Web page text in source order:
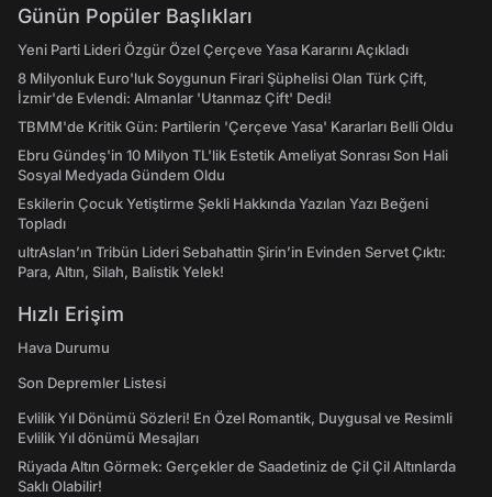
Günün Popüler Başlıkları
Yeni Parti Lideri Özgür Özel Çerçeve Yasa Kararını Açıkladı
8 Milyonluk Euro'luk Soygunun Firari Şüphelisi Olan Türk Çift,
İzmir'de Evlendi: Almanlar 'Utanmaz Çift' Dedi!
TBMM'de Kritik Gün: Partilerin 'Çerçeve Yasa' Kararları Belli Oldu
Ebru Gündeş'in 10 Milyon TL'lik Estetik Ameliyat Sonrası Son Hali
Sosyal Medyada Gündem Oldu
Eskilerin Çocuk Yetiştirme Şekli Hakkında Yazılan Yazı Beğeni
Topladı
ultrAslan’ın Tribün Lideri Sebahattin Şirin’in Evinden Servet Çıktı:
Para, Altın, Silah, Balistik Yelek!
Hızlı Erişim
Hava Durumu
Son Depremler Listesi
Evlilik Yıl Dönümü Sözleri! En Özel Romantik, Duygusal ve Resimli
Evlilik Yıl dönümü Mesajları
Rüyada Altın Görmek: Gerçekler de Saadetiniz de Çil Çil Altınlarda
Saklı Olabilir!